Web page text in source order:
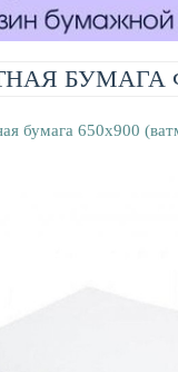
БУМАГА
бумага 650x900